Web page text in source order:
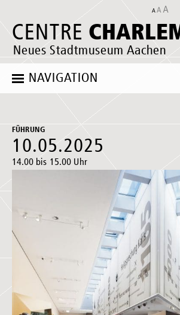
CENTRE
Neues Stadtmuseum Aachen
NAVIGATION
FÜHRUNG
10.05.2025
14.00 bis 15.00 Uhr